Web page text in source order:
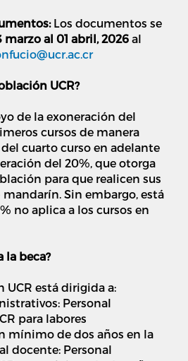
Los documentos se
marzo al 01 abril, 2026 al
UCR?
de la exoneración del
cursos de manera
cuarto curso en adelante
del 20%, que otorga
para que realicen sus
Sin embargo, está
no aplica a los cursos en
la beca?
UCR está dirigida a:
Personal
para labores
mínimo de dos años en la
docente: Personal